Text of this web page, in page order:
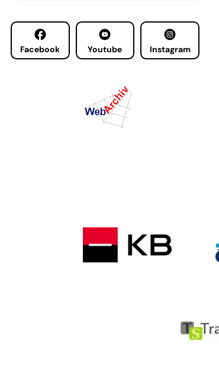
Facebook Youtube Instagram